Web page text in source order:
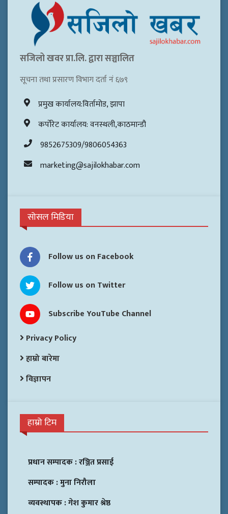
सजिलो खवर प्रा.लि. द्वारा सञ्चालित
सूचना तथा प्रसारण विभाग दर्ता नं ६७९
प्रमुख कार्यालय:विर्तामोड, झापा
कर्पोरेट कार्यालय: वनस्थली,काठमान्डौ
9852675309/9806054363
marketing@sajilokhabar.com
सोसल मिडिया
Follow us on Facebook
Follow us on Twitter
Subscribe YouTube Channel
Privacy Policy
हाम्रो बारेमा
विज्ञापन
हाम्रो टिम
प्रधान सम्पादक :रञ्जित प्रसाई
सम्पादक :मुना निरौला
व्यवस्थापक :गेश कुमार श्रेष्ठ